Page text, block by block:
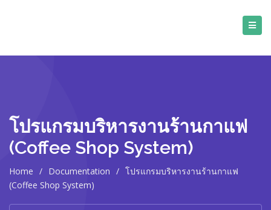
โปรแกรมบริหารงานร้านกาแฟ
(Coffee Shop System)
Home / Documentation / โปรแกรมบริหารงานร้านกาแฟ
(Coffee Shop System)